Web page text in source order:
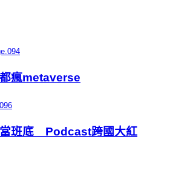
瘋metaverse
當班底 Podcast跨國大紅